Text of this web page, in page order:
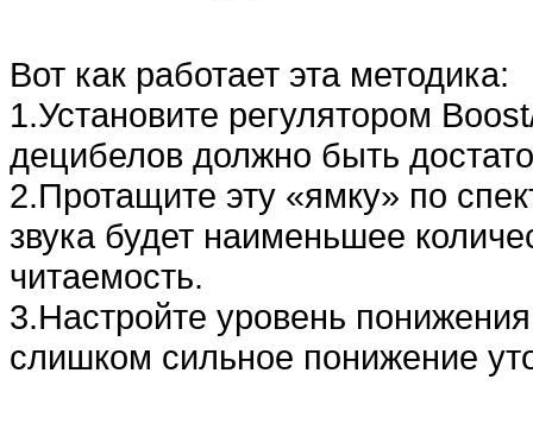
Вот как работает эта методика:
1.Установите регулятором
децибелов должно быть
2.Протащите эту «ямку» по
звука будет наименьшее
читаемость.
3.Настройте уровень
слишком сильное понижение